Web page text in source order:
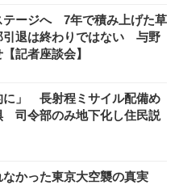
テージへ 7年で積み上げた草
退は終わりではない 与野
記者座談会】
に」 長射程ミサイル配備め
司令部のみ地下化し住民説
なかった東京大空襲の真実